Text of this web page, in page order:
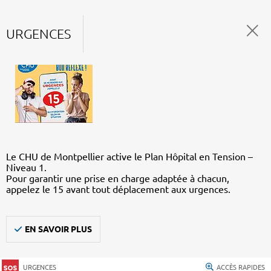
URGENCES
Le CHU de Montpellier active le Plan Hôpital en Tension –
Niveau 1.
Pour garantir une prise en charge adaptée à chacun,
appelez le 15 avant tout déplacement aux urgences.
EN SAVOIR PLUS
URGENCES ACCÈS RAPIDES